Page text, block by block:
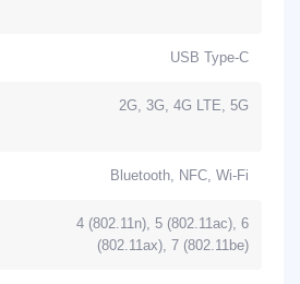
USB Type-C
2G, 3G, 4G LTE, 5G
Bluetooth, NFC, Wi-Fi
4 (802.11n), 5 (802.11ac), 6
(802.11ax), 7 (802.11be)